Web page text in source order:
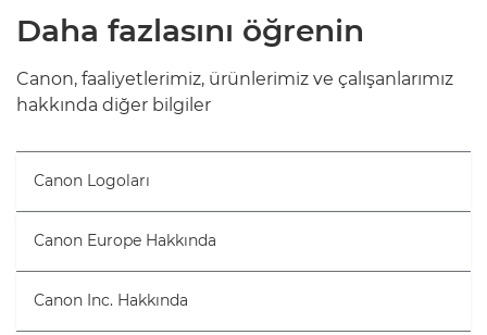
Daha fazlasını öğrenin
Canon, faaliyetlerimiz, ürünlerimiz ve çalışanlarımız
hakkında diğer bilgiler
Canon Logoları
Canon Europe Hakkında
Canon Inc. Hakkında